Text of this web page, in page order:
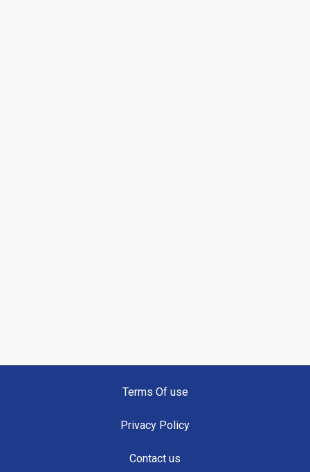
Terms Of use
Privacy Policy
Contact us